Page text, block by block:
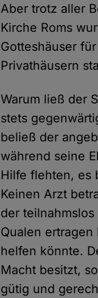
Aber trotz aller
Kirche Roms
Gotteshäuser
Privathäusern
Warum ließ der
stets
beließ der
während seine
Hilfe flehten, es
Keinen Arzt
der
Qualen
helfen könnte.
Macht besitzt,
gütig und